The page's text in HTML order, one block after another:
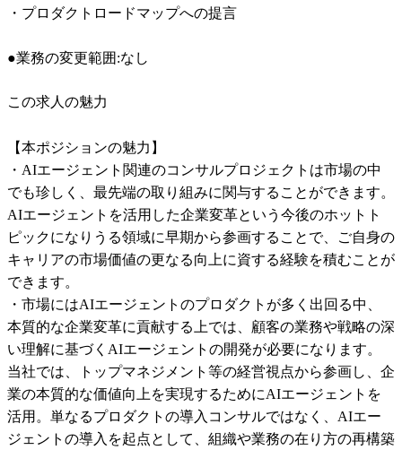
・プロダクトロードマップへの提言
●業務の変更範囲:なし
この求人の魅力
【本ポジションの魅力】
・AIエージェント関連のコンサルプロジェクトは市場の中
でも珍しく、最先端の取り組みに関与することができます。
AIエージェントを活用した企業変革という今後のホットト
ピックになりうる領域に早期から参画することで、ご自身の
キャリアの市場価値の更なる向上に資する経験を積むことが
できます。
・市場にはAIエージェントのプロダクトが多く出回る中、
本質的な企業変革に貢献する上では、顧客の業務や戦略の深
い理解に基づくAIエージェントの開発が必要になります。
当社では、トップマネジメント等の経営視点から参画し、企
業の本質的な価値向上を実現するためにAIエージェントを
活用。単なるプロダクトの導入コンサルではなく、AIエー
ジェントの導入を起点として、組織や業務の在り方の再構築